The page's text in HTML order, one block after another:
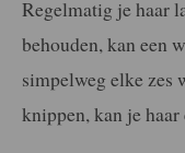
Regelmatig je haar
behouden, kan een
simpelweg elke zes
knippen, kan je